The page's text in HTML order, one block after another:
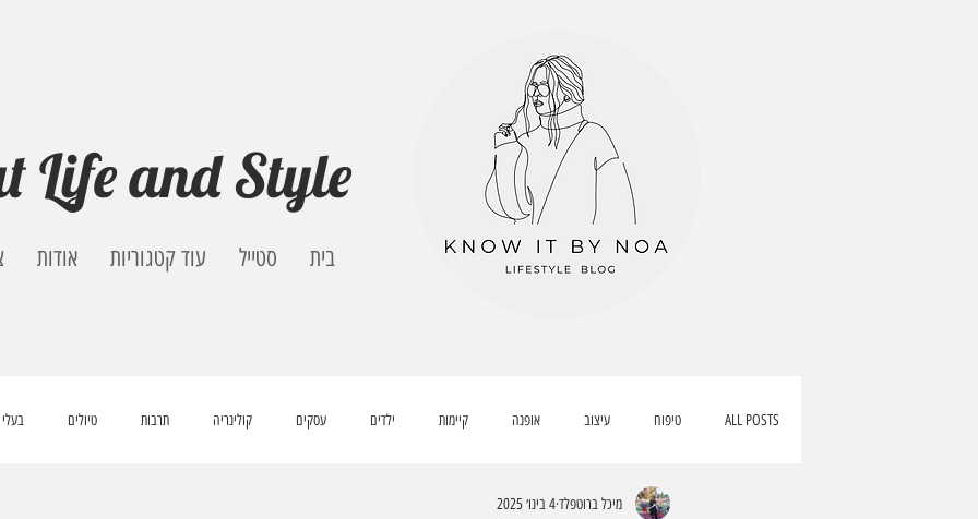
Life and Style
בית סטייל עוד קטגוריות אודות
ALL POSTS טיפוח עיצוב אופנה קיימות ילדים עסקים קולינריה תרבות טיולים
מיכל ברוטפלד4 בינו׳ 2025